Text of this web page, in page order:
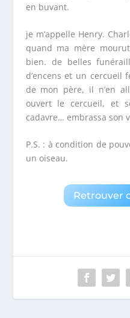
en buvant.
je m’appelle Henry.
quand ma mère
bien. de belles
d’encens et un
de mon père, il n’en
ouvert le cercueil, et
cadavre… embrassa son
P.S. : à condition de
un oiseau.
Retrouver